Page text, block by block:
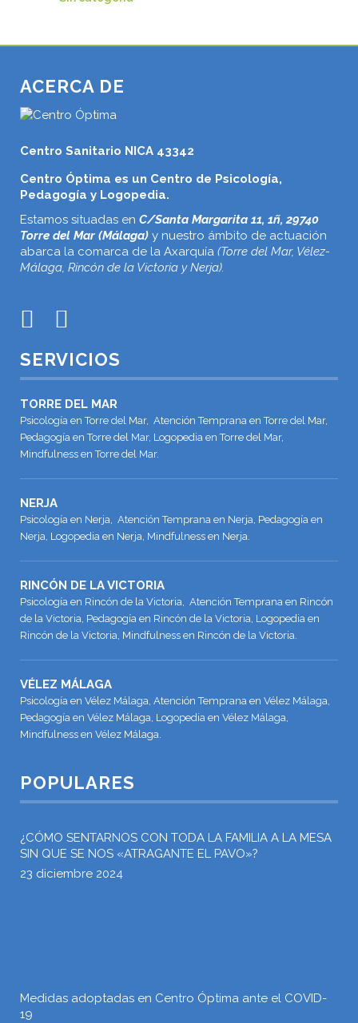
ACERCA DE
Centro Sanitario NICA 43342
Centro Óptima es un Centro de Psicología,
Pedagogía y Logopedia.
Estamos situadas en C/Santa Margarita 11, 1ñ, 29740
Torre del Mar (Málaga) y nuestro ámbito de actuación
abarca la comarca de la Axarquía (Torre del Mar, Vélez-
Málaga, Rincón de la Victoria y Nerja).
SERVICIOS
TORRE DEL MAR
Psicología en Torre del Mar, Atención Temprana en Torre del Mar,
Pedagogía en Torre del Mar, Logopedia en Torre del Mar,
Mindfulness en Torre del Mar.
NERJA
Psicología en Nerja, Atención Temprana en Nerja, Pedagogía en
Nerja, Logopedia en Nerja, Mindfulness en Nerja.
RINCÓN DE LA VICTORIA
Psicología en Rincón de la Victoria, Atención Temprana en Rincón
de la Victoria, Pedagogía en Rincón de la Victoria, Logopedia en
Rincón de la Victoria, Mindfulness en Rincón de la Victoria.
VÉLEZ MÁLAGA
Psicología en Vélez Málaga, Atención Temprana en Vélez Málaga,
Pedagogía en Vélez Málaga, Logopedia en Vélez Málaga,
Mindfulness en Vélez Málaga.
POPULARES
¿CÓMO SENTARNOS CON TODA LA FAMILIA A LA MESA
SIN QUE SE NOS «ATRAGANTE EL PAVO»?
23 diciembre 2024
Medidas adoptadas en Centro Óptima ante el COVID-
19